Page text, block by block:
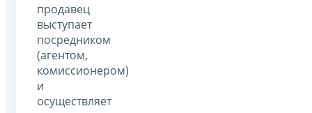
продавец
выступает
посредником
(агентом,
комиссионером)
и
осуществляет